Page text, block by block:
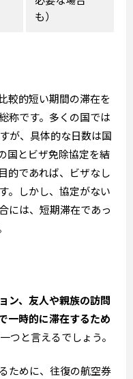
も）
較的短い期間の滞在を
称です。多くの国では
が、具体的な日数は国
国とビザ免除協定を結
的であれば、ビザなし
。しかし、協定がない
には、短期滞在であっ
ン、友人や親族の訪問
一時的に滞在するため
つと言えるでしょう。
ために、往復の航空券